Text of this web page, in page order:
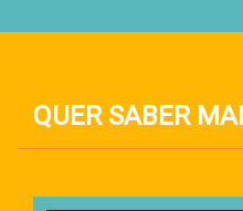
QUER SABER